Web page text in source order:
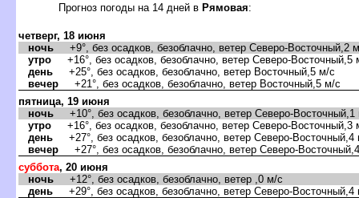
Прогноз погоды на 14 дней Рямовая:
четверг, 18 июня
ночь +9°, без осадков, безоблачно, ветер Северо-Восточный,2
утро +16°, без осадков, безоблачно, ветер Северо-Восточный,5
день +25°, без осадков, безоблачно, ветер Восточный,5 м/с
ечер +21°, без осадков, безоблачно, ветер Восточный,5 м/с
пятница, 19 июня
ночь +10°, без осадков, безоблачно, ветер Северо-Восточный,1
утро +16°, без осадков, безоблачно, ветер Северо-Восточный,3
день +27°, без осадков, безоблачно, ветер Северо-Восточный,4
ечер +27°, без осадков, безоблачно, ветер Северо-
суббота, 20 июня
ночь +12°, без осадков, безоблачно, ветер ,0 м/с
день +29°, без осадков, безоблачно, ветер Северо-Восточный,4